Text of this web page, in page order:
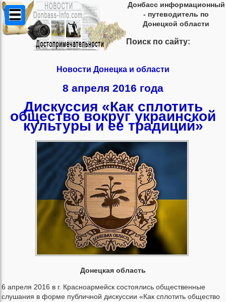
Донбасс информационный
- путеводитель по
Донецкой области
Поиск по сайту:
Новости Донецка и области
8 апреля 2016 года
Дискуссия «Как сплотить
общество вокруг украинской
культуры и ее традиций»
Донецкая область
6 апреля 2016 в г. Красноармейск состоялись общественные
слушания в форме публичной дискуссии «Как сплотить общество